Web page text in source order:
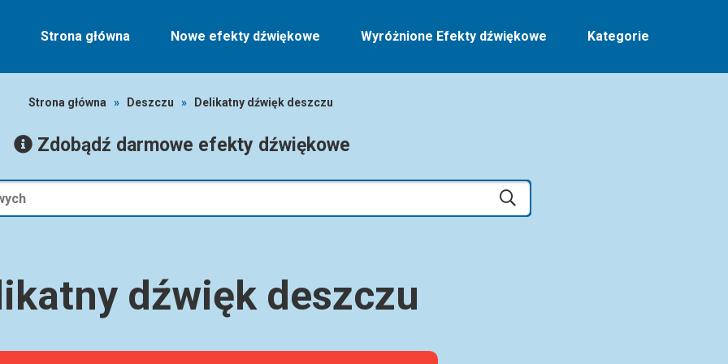
Strona główna Nowe efekty dźwiękowe Wyróżnione Efekty dźwiękowe Kategorie
Strona główna » Deszczu » Delikatny dźwięk deszczu
Zdobądź darmowe efekty dźwiękowe
dźwięk deszczu